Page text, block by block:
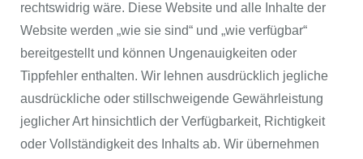
rechtswidrig wäre. Diese Website und alle Inhalte der
Website werden „wie sie sind“ und „wie verfügbar“
bereitgestellt und können Ungenauigkeiten oder
Tippfehler enthalten. Wir lehnen ausdrücklich jegliche
ausdrückliche oder stillschweigende Gewährleistung
jeglicher Art hinsichtlich der Verfügbarkeit, Richtigkeit
oder Vollständigkeit des Inhalts ab. Wir übernehmen